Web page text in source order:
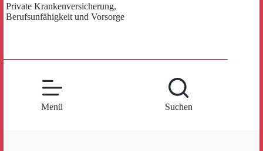
Private Krankenversicherung,
Berufsunfähigkeit und Vorsorge
Menü Suchen